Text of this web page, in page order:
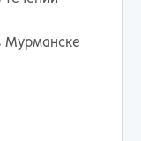
Мурманске